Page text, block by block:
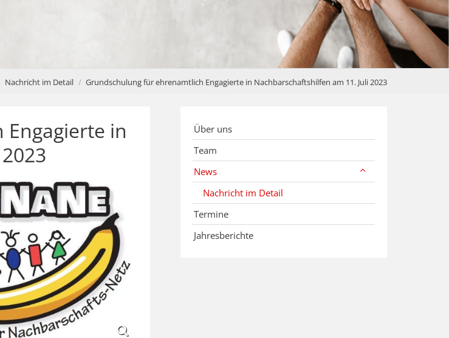
Nachricht im Detail Grundschulung für ehrenamtlich Engagierte in Nachbarschaftshilfen am 11. Juli 2023
in
Über uns
Team
News
Nachricht im Detail
Termine
Jahresberichte